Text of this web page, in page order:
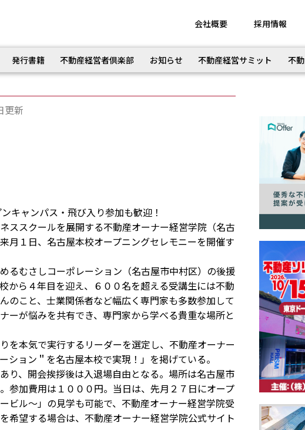
会社概要 採用情報
発行書籍 不動産経営者倶楽部 お知らせ 不動産経営サミット 不
更新
キャンパス・飛び入り参加も歓迎！
ススクールを展開する不動産オーナー経営学院（名古
月１日、名古屋本校オープニングセレモニーを開催す
るむさしコーポレーション（名古屋市中村区）の後援
から４年目を迎え、６００名を超える受講生には不動
のこと、士業関係者など幅広く専門家も多数参加して
ーが悩みを共有でき、専門家から学べる貴重な場所と
本気で実行するリーダーを選定し、不動産オーナー
ョン＂を名古屋本校で実現！」を掲げている。
り、開会挨拶後は入退場自由となる。場所は名古屋市
加費用は１０００円。当日は、先月２７日にオープ
ビル～」の見学も可能で、不動産オーナー経営学院受
希望する場合は、不動産オーナー経営学院公式サイト